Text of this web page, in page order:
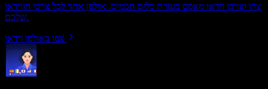
צרו וערכו וידאו מאפס בעזרת כלים חכמים. אולפן אחד לכל צרכי הווידאו
שלכם.
צפו באולפן וידאו